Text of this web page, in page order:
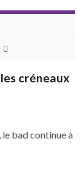
créneaux
bad continue à